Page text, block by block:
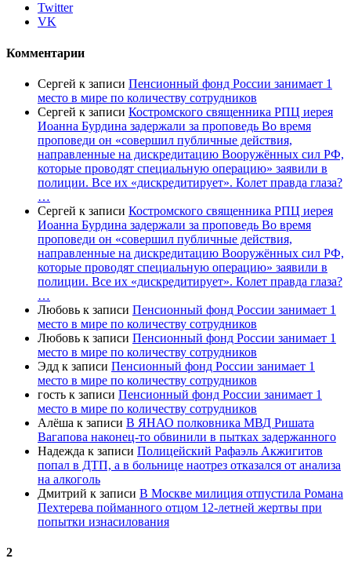
Twitter
VK
Комментарии
Сергей к записи Пенсионный фонд России занимает 1
место в мире по количеству сотрудников
Сергей к записи Костромского священника РПЦ иерея
Иоанна Бурдина задержали за проповедь Во время
проповеди он «совершил публичные действия,
направленные на дискредитацию Вооружённых сил РФ,
которые проводят специальную операцию» заявили в
полиции. Все их «дискредитирует». Колет правда глаза?
…
Сергей к записи Костромского священника РПЦ иерея
Иоанна Бурдина задержали за проповедь Во время
проповеди он «совершил публичные действия,
направленные на дискредитацию Вооружённых сил РФ,
которые проводят специальную операцию» заявили в
полиции. Все их «дискредитирует». Колет правда глаза?
…
Любовь к записи Пенсионный фонд России занимает 1
место в мире по количеству сотрудников
Любовь к записи Пенсионный фонд России занимает 1
место в мире по количеству сотрудников
Эдд к записи Пенсионный фонд России занимает 1
место в мире по количеству сотрудников
гость к записи Пенсионный фонд России занимает 1
место в мире по количеству сотрудников
Алёша к записи В ЯНАО полковника МВД Ришата
Вагапова наконец-то обвинили в пытках задержанного
Надежда к записи Полицейский Рафаэль Акжигитов
попал в ДТП, а в больнице наотрез отказался от анализа
на алкоголь
Дмитрий к записи В Москве милиция отпустила Романа
Пехтерева пойманного отцом 12-летней жертвы при
попытки изнасилования
2